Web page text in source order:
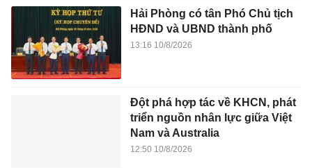
Hải Phòng có tân Phó Chủ tịch
HĐND và UBND thành phố
13:16 10/8/2026
Đột phá hợp tác về KHCN, phát
triển nguồn nhân lực giữa Việt
Nam và Australia
12:50 10/8/2026